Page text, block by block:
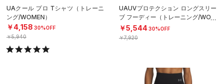
UAクール プロ Tシャツ（トレーニ
ング/WOMEN）
￥4,158 30%OFF
￥5,940
UAUVプロテクション ロングスリー
ブ フーディー（トレーニング/WOM
EN）
￥5,54430%OFF
￥7,920